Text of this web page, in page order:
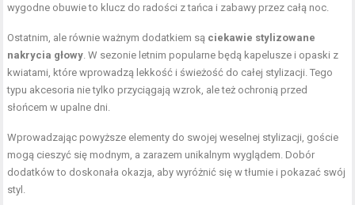
wygodne obuwie to klucz do radości z tańca i zabawy przez całą noc.
Ostatnim, ale równie ważnym dodatkiem są ciekawie stylizowane
nakrycia głowy . W sezonie letnim popularne będą kapelusze i opaski z
kwiatami, które wprowadzą lekkość i świeżość do całej stylizacji. Tego
typu akcesoria nie tylko przyciągają wzrok, ale też ochronią przed
słońcem w upalne dni.
Wprowadzając powyższe elementy do swojej weselnej stylizacji, goście
mogą cieszyć się modnym, a zarazem unikalnym wyglądem. Dobór
dodatków to doskonała okazja, aby wyróżnić się w tłumie i pokazać swój
styl.